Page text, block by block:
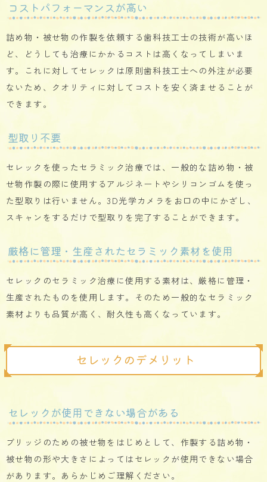
コストパフォーマンスが高い
詰め物・被せ物の作製を依頼する歯科技工士の技術が高いほ
ど、どうしても治療にかかるコストは高くなってしまいま
す。これに対してセレックは原則歯科技工士への外注が必要
ないため、クオリティに対してコストを安く済ませることが
できます。
型取り不要
セレックを使ったセラミック治療では、一般的な詰め物・被
せ物作製の際に使用するアルジネートやシリコンゴムを使っ
た型取りは行いません。3D光学カメラをお口の中にかざし、
スキャンをするだけで型取りを完了することができます。
厳格に管理・生産されたセラミック素材を使用
セレックのセラミック治療に使用する素材は、厳格に管理・
生産されたものを使用します。そのため一般的なセラミック
素材よりも品質が高く、耐久性も高くなっています。
セレックのデメリット
セレックが使用できない場合がある
ブリッジのための被せ物をはじめとして、作製する詰め物・
被せ物の形や大きさによってはセレックが使用できない場合
があります。あらかじめご理解ください。